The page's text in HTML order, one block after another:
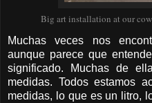
Big art installation at our
Muchas veces nos
aunque parece que
significado. Muchas de
medidas. Todos estamos
medidas, lo que es un litro,